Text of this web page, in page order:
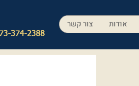
374-2388
אודות צור קשר